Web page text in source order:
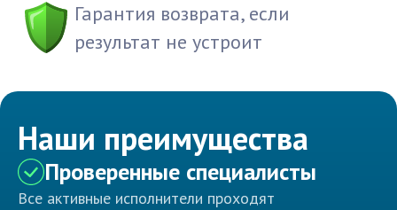
Гарантия возврата, если
результат не устроит
Наши преимущества
Проверенные специалисты
Все активные исполнители проходят